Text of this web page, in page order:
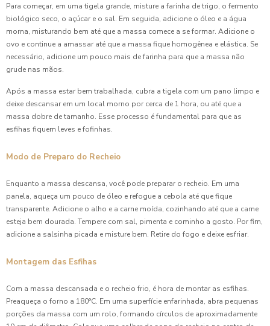
Coxinha de Festa: 7 Receitas Irresistíveis para Surpreender
Coxinha de Festa: A Receita Perfeita para Encantar Seus
Convidados
Encantar Seus Convidados
Coxinha para Aniversário: Delícias que Não Podem Faltar
na Sua Festa
Coxinha para Aniversário é a Escolha Perfeita para
Surpreender Seus Convidados
Coxinha para Aniversário é a Opção Perfeita para
Surpreender Seus Convidados
Coxinha para Aniversário: A Escolha Perfeita para Seus
Convidados
Coxinha para Aniversário: Delícias que Não Podem Faltar
Coxinha para Festa de Aniversário
Para começar, em uma tigela grande, misture a farinha de trigo, o fermento
biológico seco, o açúcar e o sal. Em seguida, adicione o óleo e a água
morna, misturando bem até que a massa comece a se formar. Adicione o
ovo e continue a amassar até que a massa fique homogênea e elástica. Se
necessário, adicione um pouco mais de farinha para que a massa não
grude nas mãos.
Após a massa estar bem trabalhada, cubra a tigela com um pano limpo e
deixe descansar em um local morno por cerca de 1 hora, ou até que a
massa dobre de tamanho. Esse processo é fundamental para que as
esfihas fiquem leves e fofinhas.
Modo de Preparo do Recheio
Enquanto a massa descansa, você pode preparar o recheio. Em uma
panela, aqueça um pouco de óleo e refogue a cebola até que fique
transparente. Adicione o alho e a carne moída, cozinhando até que a carne
esteja bem dourada. Tempere com sal, pimenta e cominho a gosto. Por fim,
adicione a salsinha picada e misture bem. Retire do fogo e deixe esfriar.
Montagem das Esfihas
Com a massa descansada e o recheio frio, é hora de montar as esfihas.
Preaqueça o forno a 180°C. Em uma superfície enfarinhada, abra pequenas
porções da massa com um rolo, formando círculos de aproximadamente